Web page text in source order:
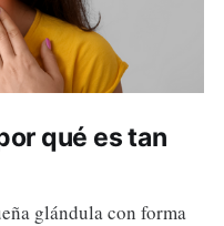
qué es tan
glándula con forma